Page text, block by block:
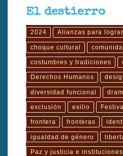
El destierro
2024 Alianzas para
choque cultural
costumbres y tradiciones
Derechos Humanos
diversidad funcional
exclusión exilio
frontera fronteras
igualdad de género
Paz y justicia e